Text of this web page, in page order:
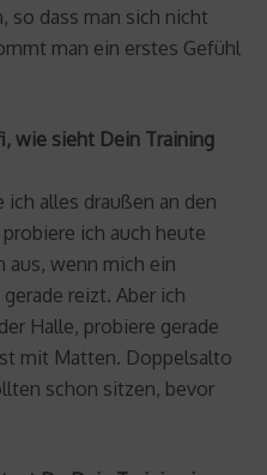
so dass man sich nicht
man ein erstes Gefühl
wie sieht Dein Training
ich alles draußen an den
ich auch heute
aus, wenn mich ein
reizt. Aber ich
Halle, probiere gerade
mit Matten. Doppelsalto
schon sitzen, bevor